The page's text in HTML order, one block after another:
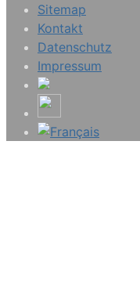
Sitemap
Kontakt
Datenschutz
Impressum